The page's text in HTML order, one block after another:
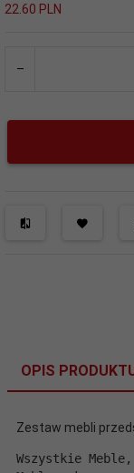
22.60 PLN
OPIS
Zestaw mebli
Wszystkie